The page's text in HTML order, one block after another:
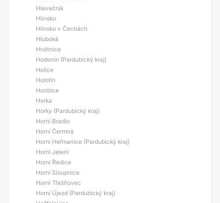
Hlavečník
Hlinsko
Hlinsko v Čechách
Hluboká
Hnátnice
Hodonín (Pardubický kraj)
Holice
Holotín
Honbice
Horka
Horky (Pardubický kraj)
Horní Bradlo
Horní Čermná
Horní Heřmanice (Pardubický kraj)
Horní Jelení
Horní Ředice
Horní Sloupnice
Horní Třešňovec
Horní Újezd (Pardubický kraj)